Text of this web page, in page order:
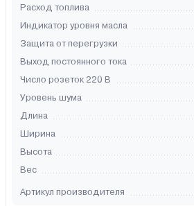
Расход топлива
Индикатор уровня масла
Защита от перегрузки
Выход постоянного тока
Число розеток 220 В
Уровень шума
Длина
Ширина
Высота
Вес
Артикул производителя